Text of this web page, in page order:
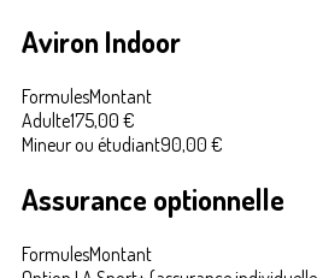
Aviron Indoor
FormulesMontant
Adulte175,00 €
Mineur ou étudiant90,00 €
Assurance optionnelle
FormulesMontant